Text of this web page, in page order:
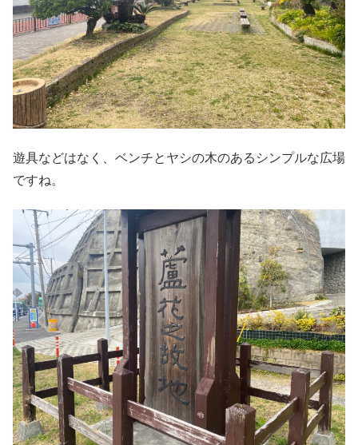
遊具などはなく、ベンチとヤシの木のあるシンプルな広場
ですね。